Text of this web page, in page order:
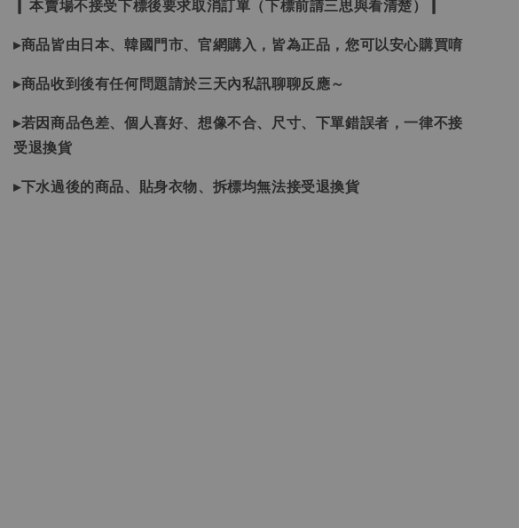
❙ 本賣場不接受下標後要求取消訂單（下標前請三思與看清楚）❙
▸商品皆由日本、韓國門市、官網購入，皆為正品，您可以安心購買唷
▸商品收到後有任何問題請於三天內私訊聊聊反應～
▸若因商品色差、個人喜好、想像不合、尺寸、下單錯誤者，一律不接
受退換貨
▸下水過後的商品、貼身衣物、拆標均無法接受退換貨